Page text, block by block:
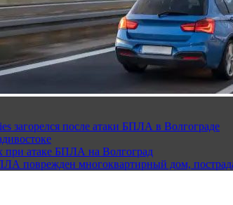
загорелся после атаки БПЛА в Волгограде
при атаке БПЛА на Волгоград
поврежден многоквартирный дом,